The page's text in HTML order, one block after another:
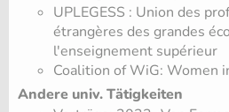
UPLEGESS : Union des
étrangères des grandes
l'enseignement supérieur
Coalition of WiG: Women
Andere univ. Tätigkeiten